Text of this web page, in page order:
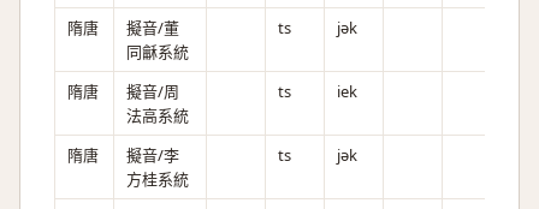
隋唐
擬音/董
同龢系統
ts jək
隋唐
擬音/周
法高系統
ts iek
隋唐
擬音/李
方桂系統
ts jək